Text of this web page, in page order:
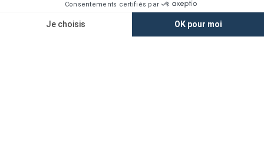
Mentions légales